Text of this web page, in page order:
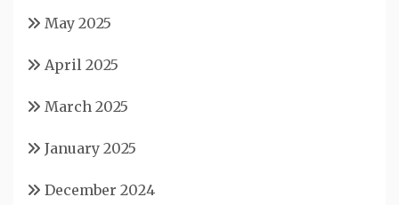
May 2025
April 2025
March 2025
January 2025
December 2024